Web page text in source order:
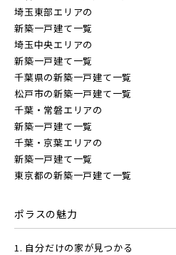
埼玉東部エリアの
新築一戸建て一覧
埼玉中央エリアの
新築一戸建て一覧
千葉県の新築一戸建て一覧
松戸市の新築一戸建て一覧
千葉・常磐エリアの
新築一戸建て一覧
千葉・京葉エリアの
新築一戸建て一覧
東京都の新築一戸建て一覧
ポラスの魅力
1. 自分だけの家が見つかる